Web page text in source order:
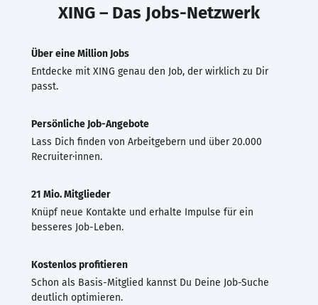
XING – Das Jobs-Netzwerk
Über eine Million Jobs
Entdecke mit XING genau den Job, der wirklich zu Dir
passt.
Persönliche Job-Angebote
Lass Dich finden von Arbeitgebern und über 20.000
Recruiter·innen.
21 Mio. Mitglieder
Knüpf neue Kontakte und erhalte Impulse für ein
besseres Job-Leben.
Kostenlos profitieren
Schon als Basis-Mitglied kannst Du Deine Job-Suche
deutlich optimieren.